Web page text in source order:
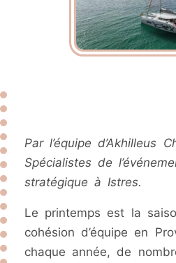
Par l’équipe d’Akhilleus
Spécialistes de
stratégique à Istres.
Le printemps est la
cohésion d’équipe en
chaque année, de